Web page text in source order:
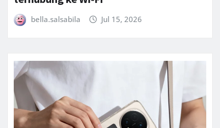
bella.salsabila Jul 15, 2026